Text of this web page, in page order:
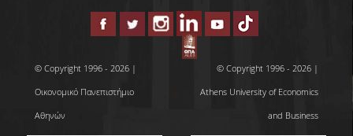
ΔΙΑΣΦΑΛΙΣΗ ΠΟΙΟΤΗΤΑΣ
ΠΟΛΙΤΙΚΗ ΠΟΙΟΤΗΤΑΣ
© Copyright 1996 - 2026 |
Οικονομικό Πανεπιστήμιο
Αθηνών
© Copyright 1996 - 2026 |
Athens University of Economics
and Business